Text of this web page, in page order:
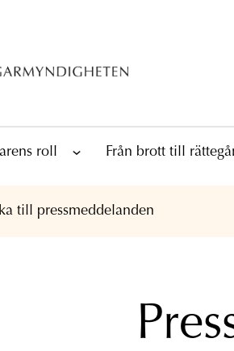
roll Från brott till
till pressmeddelanden